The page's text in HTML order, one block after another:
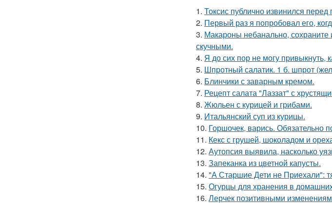
1. Токсис публично извинился перед
2. Первый раз я попробовал его,
3. Макароны небанально,
скучными.
4. Я до сих пор не могу
5. Шпротный салатик. 1 б. шпрот
6. Блинчики с заварным кремом.
7. Рецепт салата "Лаззат" с
8. Жюльен с курицей и грибами.
9. Итальянский суп из курицы.
10. Горшочек, варись. Обязательно
11. Кекс с грушей, шоколадом и
12. Аутопсия выявила, насколько
13. Запеканка из цветной капусты.
14. "А Старшие Дети не Приехали":
15. Огурцы для хранения в
16. Лерчек позитивными